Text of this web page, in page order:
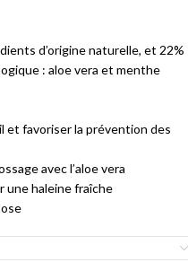
d’origine naturelle, et 22%
: aloe vera et menthe
et favoriser la prévention des
avec l’aloe vera
une haleine fraîche